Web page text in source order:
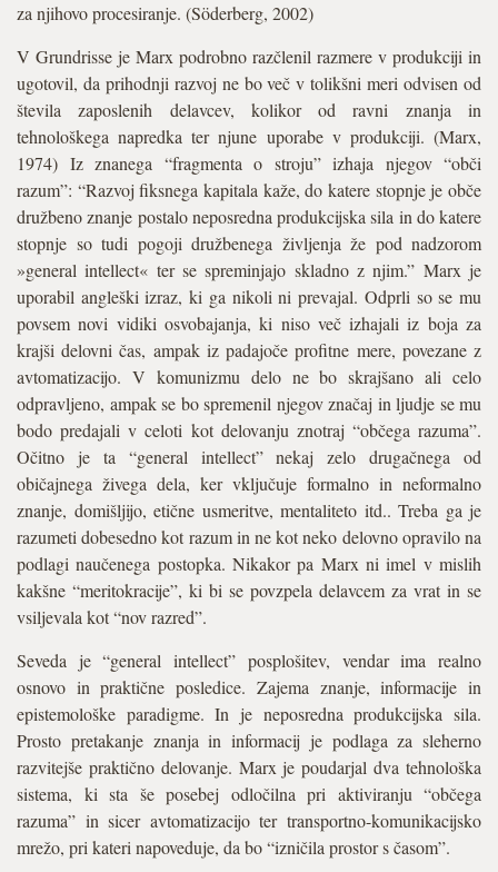
za njihovo procesiranje. (Söderberg, 2002)
V Grundrisse je Marx podrobno razčlenil razmere v produkciji in
ugotovil, da prihodnji razvoj ne bo več v tolikšni meri odvisen od
števila zaposlenih delavcev, kolikor od ravni znanja in
tehnološkega napredka ter njune uporabe v produkciji. (Marx,
1974) Iz znanega “fragmenta o stroju” izhaja njegov “obči
razum”: “Razvoj fiksnega kapitala kaže, do katere stopnje je obče
družbeno znanje postalo neposredna produkcijska sila in do katere
stopnje so tudi pogoji družbenega življenja že pod nadzorom
»general intellect« ter se spreminjajo skladno z njim.” Marx je
uporabil angleški izraz, ki ga nikoli ni prevajal. Odprli so se mu
povsem novi vidiki osvobajanja, ki niso več izhajali iz boja za
krajši delovni čas, ampak iz padajoče profitne mere, povezane z
avtomatizacijo. V komunizmu delo ne bo skrajšano ali celo
odpravljeno, ampak se bo spremenil njegov značaj in ljudje se mu
bodo predajali v celoti kot delovanju znotraj “občega razuma”.
Očitno je ta “general intellect” nekaj zelo drugačnega od
običajnega živega dela, ker vključuje formalno in neformalno
znanje, domišljijo, etične usmeritve, mentaliteto itd.. Treba ga je
razumeti dobesedno kot razum in ne kot neko delovno opravilo na
podlagi naučenega postopka. Nikakor pa Marx ni imel v mislih
kakšne “meritokracije”, ki bi se povzpela delavcem za vrat in se
vsiljevala kot “nov razred”.
Seveda je “general intellect” posplošitev, vendar ima realno
osnovo in praktične posledice. Zajema znanje, informacije in
epistemološke paradigme. In je neposredna produkcijska sila.
Prosto pretakanje znanja in informacij je podlaga za sleherno
razvitejše praktično delovanje. Marx je poudarjal dva tehnološka
sistema, ki sta še posebej odločilna pri aktiviranju “občega
razuma” in sicer avtomatizacijo ter transportno-komunikacijsko
mrežo, pri kateri napoveduje, da bo “izničila prostor s časom”.